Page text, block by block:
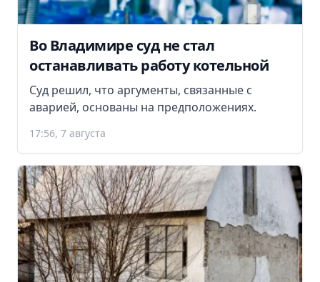
Во Владимире суд не стал
останавливать работу котельной
Суд решил, что аргументы, связанные с
аварией, основаны на предположениях.
17:56, 7 августа